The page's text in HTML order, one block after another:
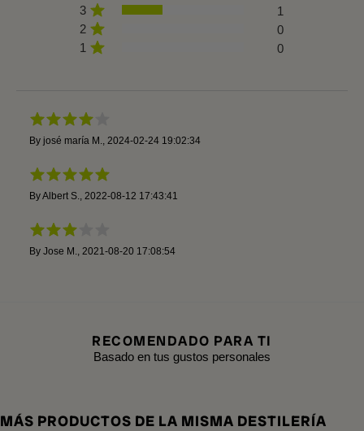
3
1
2
0
1
0
By josé maría M. 2024-02-24 19:02:34
ByAlbert S. 2022-08-12 17:43:41
By Jose M. 2021-08-20 17:08:54
RECOMENDADO PARA TI
Basado en tus gustos personales
MÁS PRODUCTOS DE LA MISMA DESTILERÍA